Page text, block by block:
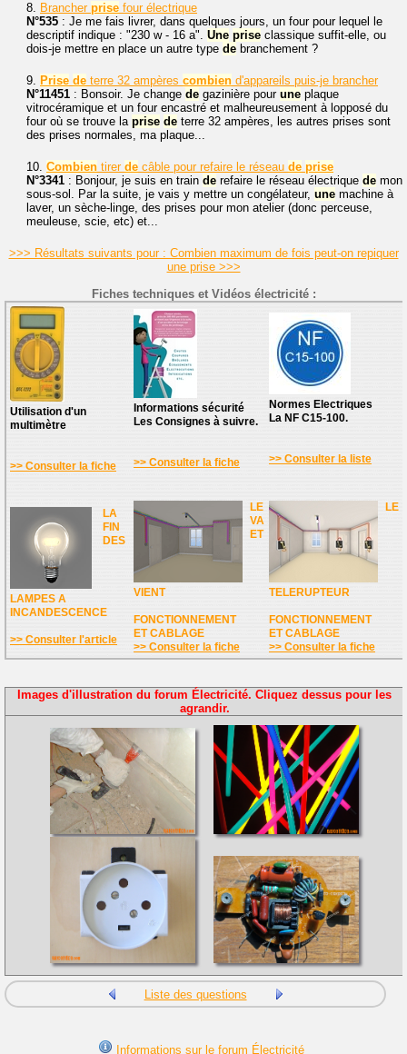
8. Brancher prise four électrique
N°535 : Je me fais livrer, dans quelques jours, un four pour lequel le
descriptif indique : "230 w - 16 a". Une prise classique suffit-elle, ou
dois-je mettre en place un autre type de branchement ?
9. Prise de terre 32 ampères combien d'appareils puis-je brancher
N°11451 : Bonsoir. Je change de gazinière pour une plaque
vitrocéramique et un four encastré et malheureusement à lopposé du
four où se trouve la prise de terre 32 ampères, les autres prises sont
des prises normales, ma plaque...
10. Combien tirer de câble pour refaire le réseau de prise
N°3341 : Bonjour, je suis en train de refaire le réseau électrique de mon
sous-sol. Par la suite, je vais y mettre un congélateur, une machine à
laver, un sèche-linge, des prises pour mon atelier (donc perceuse,
meuleuse, scie, etc) et...
>>> Résultats suivants pour : Combien maximum de fois peut-on repiquer
une prise >>>
Fiches techniques et Vidéos électricité :
Utilisation d'un
multimètre
>> Consulter la fiche
Informations sécurité
Les Consignes à suivre.
>> Consulter la fiche
Normes Electriques
La NF C15-100.
>> Consulter la liste
LA
FIN
DES
LAMPES A
INCANDESCENCE
>> Consulter l'article
LE
VA
ET
VIENT
FONCTIONNEMENT
ET CABLAGE
>> Consulter la fiche
LE
TELERUPTEUR
FONCTIONNEMENT
ET CABLAGE
>> Consulter la fiche
Images d'illustration du forum Électricité. Cliquez dessus pour les
agrandir.
Liste des questions
Informations sur le forum Électricité